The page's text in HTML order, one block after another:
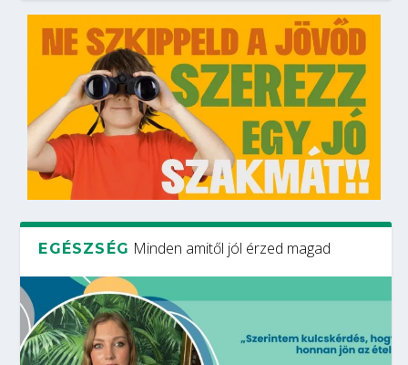
EGÉSZSÉG Minden amitől jól érzed magad